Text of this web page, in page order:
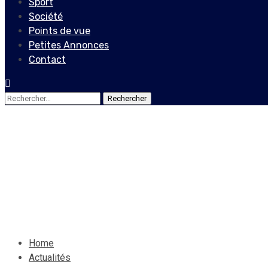
Société
Points de vue
Petites Annonces
Contact
Rechercher :
Home
Actualités